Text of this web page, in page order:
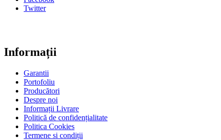
Twitter
Informații
Garantii
Portofoliu
Producători
Despre noi
Informații Livrare
Politică de confidențialitate
Politica Cookies
Termene si condiții